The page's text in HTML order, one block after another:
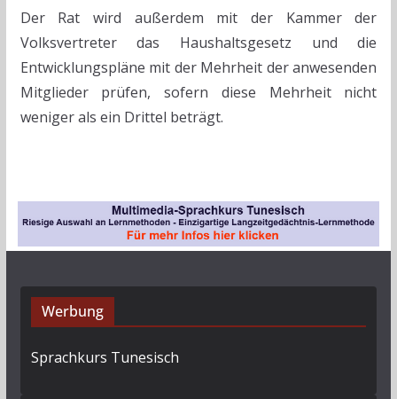
Der Rat wird außerdem mit der Kammer der
Volksvertreter das Haushaltsgesetz und die
Entwicklungspläne mit der Mehrheit der anwesenden
Mitglieder prüfen, sofern diese Mehrheit nicht
weniger als ein Drittel beträgt.
Werbung
Sprachkurs Tunesisch